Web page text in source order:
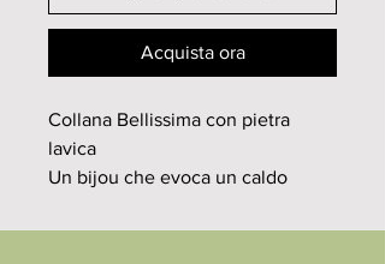
Acquista ora
Collana Bellissima con pietra
lavica
Un bijou che evoca un caldo
ad alto livello. Il fulcro parte dal